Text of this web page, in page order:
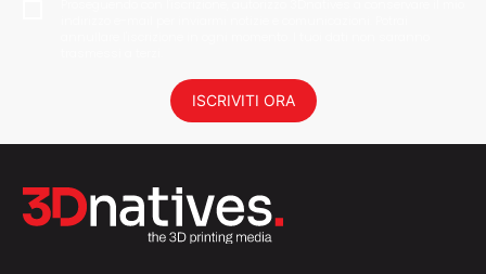
ISCRIVITI ORA